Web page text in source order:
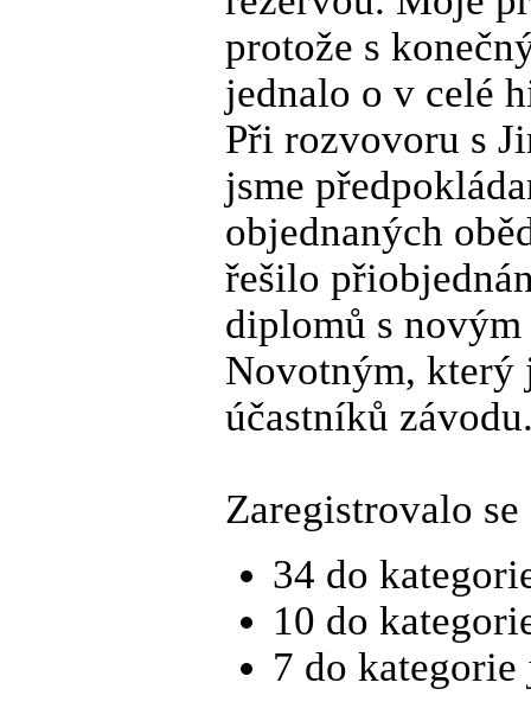
protože s
jednalo o v celé
Při rozvovoru s
jsme
objednaných
řešilo
diplomů s novým
Novotným, který
účastníků
Zaregistrovalo
34 do
10 do
7 do